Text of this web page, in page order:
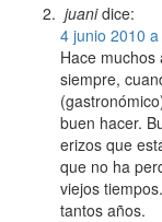
juani dice:
4 junio 2010
Hace
siempre,
buen hacer.
erizos que
que no ha
viejos
tantos años.